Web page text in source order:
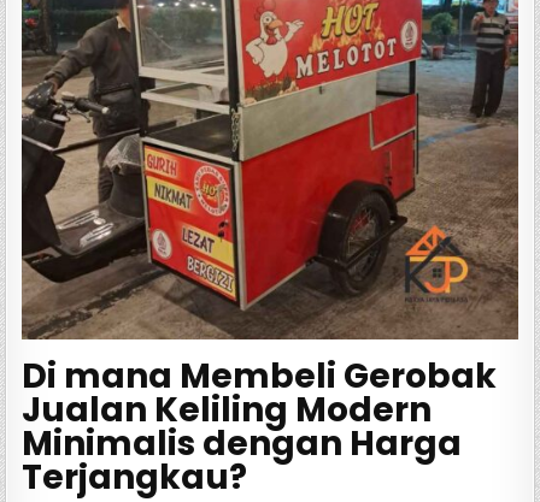
Di mana Membeli Gerobak
Jualan Keliling Modern
Minimalis dengan Harga
Terjangkau?